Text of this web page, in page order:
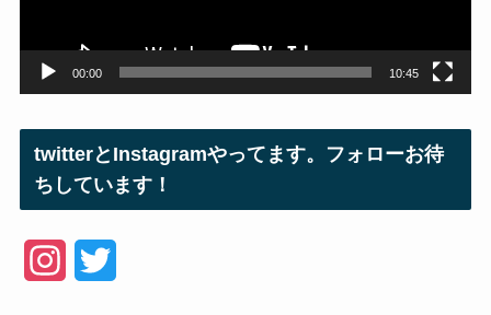
00:00 10:45
twitterとInstagramやってます。フォローお待
ちしています！